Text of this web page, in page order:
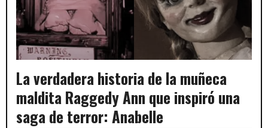
La verdadera historia de la muñeca
maldita Raggedy Ann que inspiró una
saga de terror: Anabelle